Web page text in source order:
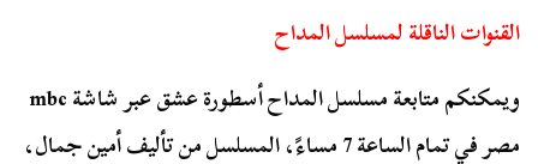
القنوات الناقلة لمسلسل المداح
ويمكنكم متابعة مسلسل المداح أسطورة عشق عبر شاشة mbc
مصر في تمام الساعة 7 مساءً، المسلسل من تأليف أمين جمال،